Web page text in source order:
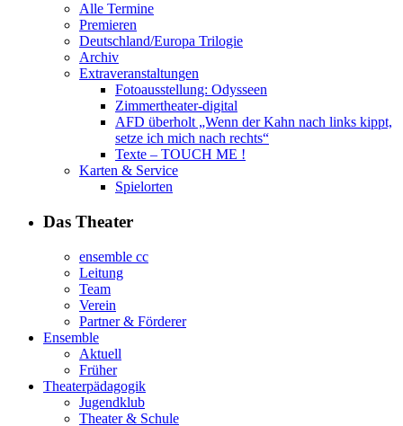
Alle Termine
Premieren
Deutschland/Europa Trilogie
Archiv
Extraveranstaltungen
Fotoausstellung: Odysseen
Zimmertheater-digital
AFD überholt „Wenn der Kahn nach links kippt,
setze ich mich nach rechts“
Texte – TOUCH ME !
Karten & Service
Spielorten
Das Theater
ensemble cc
Leitung
Team
Verein
Partner & Förderer
Ensemble
Aktuell
Früher
Theaterpädagogik
Jugendklub
Theater & Schule